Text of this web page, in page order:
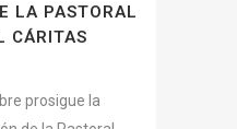
LA PASTORAL
CÁRITAS
prosigue la